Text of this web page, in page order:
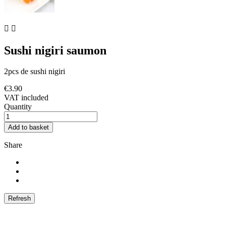
 
Sushi nigiri saumon
2pcs de sushi nigiri
€3.90
VAT included
Quantity
Add to basket
Share